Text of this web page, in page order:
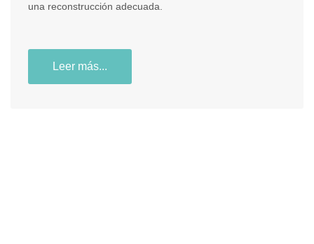
una reconstrucción adecuada.
Leer más...